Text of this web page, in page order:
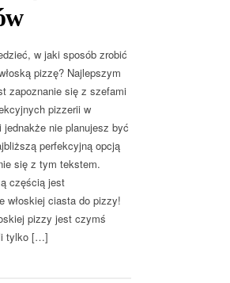
w jaki sposób zrobić
pizzę? Najlepszym
zapoznanie się z szefami
pizzerii w
jednakże nie planujesz być
perfekcyjną opcją
się z tym tekstem.
częścią jest
włoskiej ciasta do pizzy!
pizzy jest czymś
tylko […]